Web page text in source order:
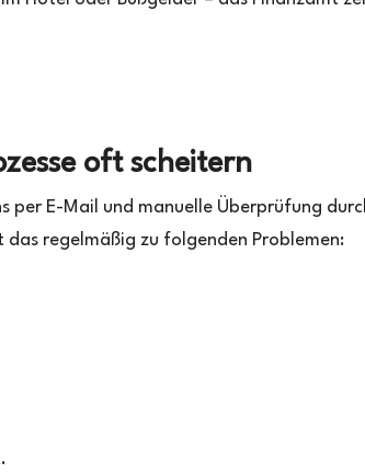
oft scheitern
per E-Mail und manuelle Überprüfung
regelmäßig zu folgenden Problemen: